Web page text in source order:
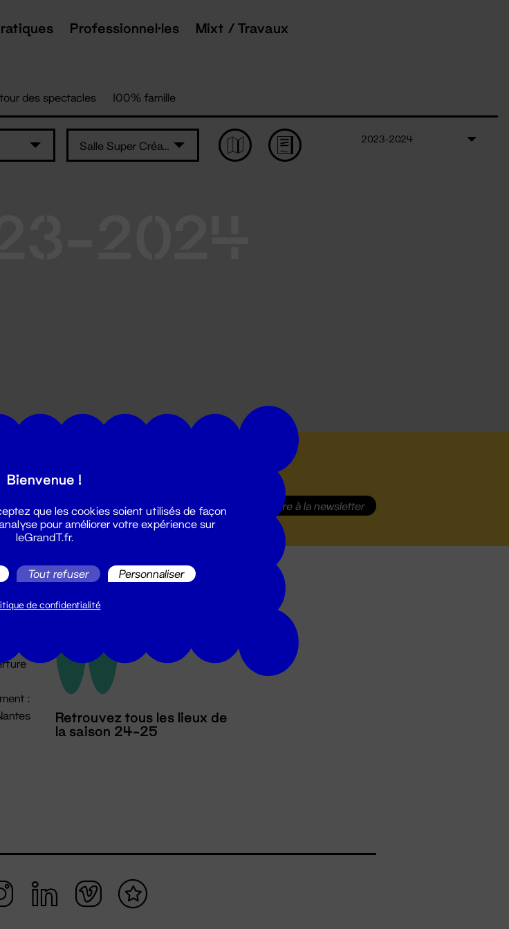
Professionnel·les Mixt / Travaux
des spectacles 100% famille
Salle Super Création
2023-2024
du Grand T :
S'inscrire à la newsletter
:
Retrouvez tous les lieux de
la saison 24-25
Bienvenue !
que les cookies soient utilisés de façon
pour améliorer votre expérience sur
leGrandT.fr.
Tout refuser Personnaliser
de confidentialité